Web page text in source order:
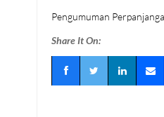
Pengumuman
Share It On: